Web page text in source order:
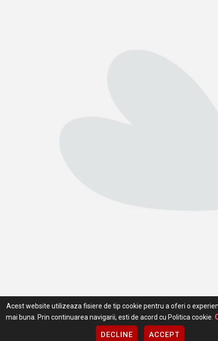
Acest website utilizeaza fisiere de tip cookie pentru a oferi o
mai buna. Prin continuarea navigarii, esti de acord cu Politica cookie.
DECLINE ACCEPT